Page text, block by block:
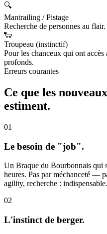
🔍
Mantrailing / Pistage
Recherche de personnes au
🐑
Troupeau (instinctif)
Pour les chanceux qui ont accès
profonds.
Erreurs courantes
Ce que les
estiment.
01
Le besoin de "job".
Un Braque du Bourbonnais qui
heures. Pas par méchanceté —
agility, recherche : indispensable.
02
L'instinct de berger.